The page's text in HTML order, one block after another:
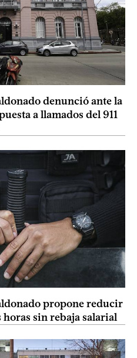
denunció ante la
a llamados del 911
propone reducir
horas sin rebaja salarial